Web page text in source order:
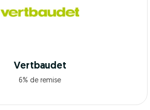
Vertbaudet
6% de remise